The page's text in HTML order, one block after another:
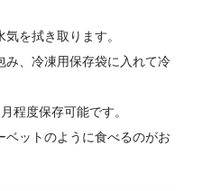
を拭き取ります。
み、冷凍用保存袋に入れて冷
程度保存可能です。
ベットのように食べるのがお